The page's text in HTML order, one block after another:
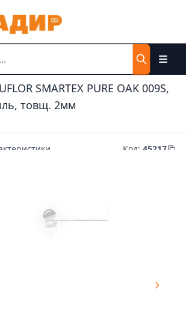
SMARTEX PURE OAK 009S,
товщ. 2мм
Код: 45217